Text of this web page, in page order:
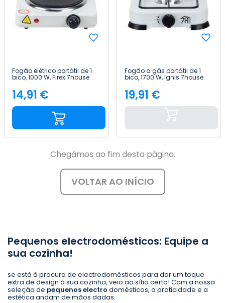
Fogão elétrico portátil de 1
bico, 1000 W, Firex 7house
Preço
14,91 €
Fogão a gás portátil de 1
bico, 1700 W, Ignis 7house
Preço
19,91 €
Chegámos ao fim desta página.
VOLTAR AO INÍCIO
Pequenos electrodomésticos: Equipe a
sua cozinha!
se está à procura de electrodomésticos para dar um toque
extra de design à sua cozinha, veio ao sítio certo! Com a nossa
seleção de pequenos electro domésticos, a praticidade e a
estética andam de mãos dadas.